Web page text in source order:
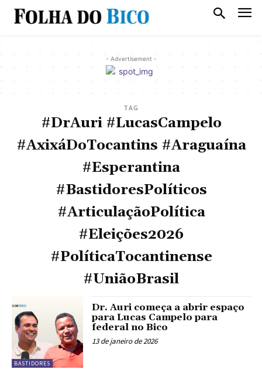
- Advertisement -
TAG
#DrAuri #LucasCampelo
#AxixáDoTocantins #Araguaína
#Esperantina
#BastidoresPolíticos
#ArticulaçãoPolítica
#Eleições2026
#PolíticaTocantinense
#UniãoBrasil
BASTIDORES
Dr. Auri começa a abrir espaço
para Lucas Campelo para
federal no Bico
13 de janeiro de 2026